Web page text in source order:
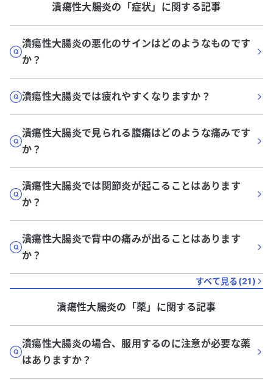
潰瘍性大腸炎の「症状」に関する記事
潰瘍性大腸炎の悪化のサインはどのようなものです
か？
潰瘍性大腸炎では疲れやすくなりますか？
潰瘍性大腸炎で見られる腹痛はどのような痛みです
か？
潰瘍性大腸炎では関節炎が起こることはあります
か？
潰瘍性大腸炎で背中の痛みが出ることはあります
か？
すべて見る(21)
潰瘍性大腸炎の「薬」に関する記事
潰瘍性大腸炎の場合、服用するのに注意が必要な薬
はありますか？